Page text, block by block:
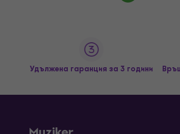
Удължена гаранция за 3 години